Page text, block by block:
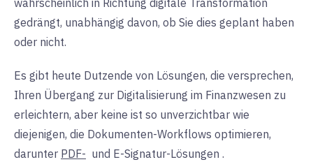
gedrängt, unabhängig davon, ob Sie dies geplant haben
oder nicht.
Es gibt heute Dutzende von Lösungen, die versprechen,
Ihren Übergang zur Digitalisierung im Finanzwesen zu
erleichtern, aber keine ist so unverzichtbar wie
diejenigen, die Dokumenten-Workflows optimieren,
darunter PDF- und E-Signatur-Lösungen .